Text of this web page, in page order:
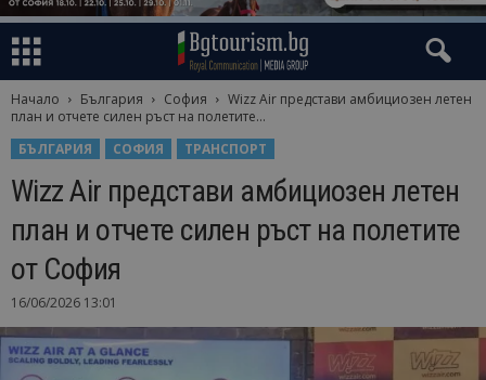
Начало България София
Wizz Air представи амбициозен летен
план и отчете силен ръст на полетите...
БЪЛГАРИЯ
СОФИЯ ТРАНСПОРТ
Wizz Air представи амбициозен летен
план и отчете силен ръст на полетите
от София
16/06/2026 13:01